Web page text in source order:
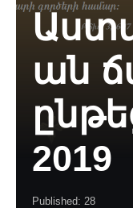
ան
2019
Published: 28